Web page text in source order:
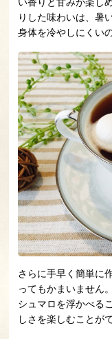
りした味わいは、暑
身体を冷やしにくい
さらに手早く簡単に
ってもかまいません
シュマロを浮かべる
しさを楽しむことが